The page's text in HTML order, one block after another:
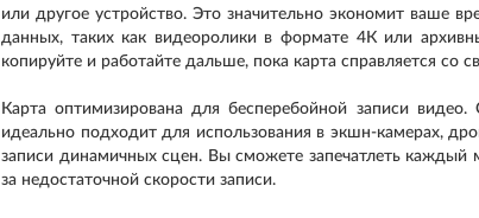
или другое устройство. Это значительно экономит ваше
данных, таких как видеоролики в формате 4К или
копируйте и работайте дальше, пока карта справляется со
Карта оптимизирована для бесперебойной записи
идеально подходит для использования в экшн-камерах,
записи динамичных сцен. Вы сможете запечатлеть каждый
за недостаточной скорости записи.